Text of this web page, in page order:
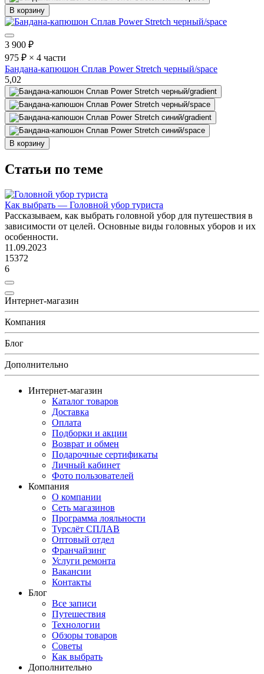
В корзину
3 900 ₽
975 ₽ × 4 части
Бандана-капюшон Сплав Power Stretch черный/space
5,02
В корзину
Статьи по теме
Как выбрать — Головной убор туриста
Рассказываем, как выбрать головной убор для путешествия в
зависимости от целей. Основные виды головных уборов и их
особенности.
11.09.2023
15372
6
Интернет-магазин
Компания
Блог
Дополнительно
Интернет-магазин
Каталог товаров
Доставка
Оплата
Подборки и акции
Возврат и обмен
Подарочные сертификаты
Личный кабинет
Фото пользователей
Компания
О компании
Сеть магазинов
Программа лояльности
Турслёт СПЛАВ
Оптовый отдел
Франчайзинг
Услуги ремонта
Вакансии
Контакты
Блог
Все записи
Путешествия
Технологии
Обзоры товаров
Советы
Как выбрать
Дополнительно